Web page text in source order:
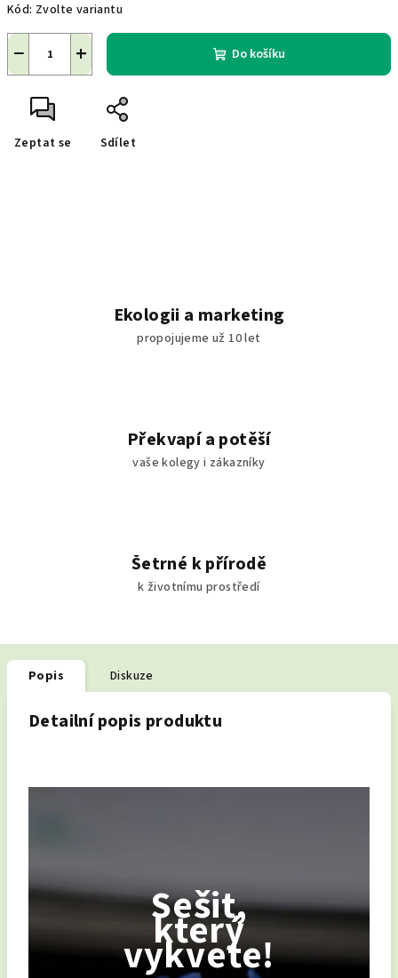
cena:
Kód: Zvolte variantu
+
− Do košíku
Zeptat se Sdílet
Ekologii a marketing
propojujeme už 10 let
Překvapí a potěší
vaše kolegy i zákazníky
Šetrné k přírodě
k životnímu prostředí
Popis Diskuze
Detailní popis produktu
Sešit,
který
vykvete!